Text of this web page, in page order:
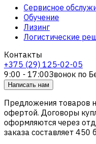
Сервисное
Обучение
Лизинг
Логистические
Контакты
+375 (29) 125-02-05
9:00 - 17:00Звонок по
Написать нам
Предложения товаров
офертой. Договоры
оформляются через
заказа составляет 450